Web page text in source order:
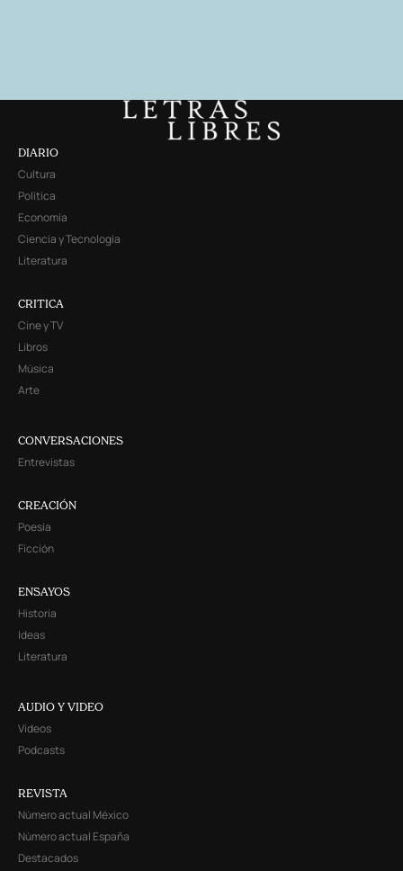
DIARIO
Cultura
Política
Economía
Ciencia y Tecnología
Literatura
CRITICA
Cine y TV
Libros
Música
Arte
CONVERSACIONES
Entrevistas
CREACIÓN
Poesía
Ficción
ENSAYOS
Historia
Ideas
Literatura
AUDIO Y VIDEO
Videos
Podcasts
REVISTA
Número actual México
Número actual España
Destacados